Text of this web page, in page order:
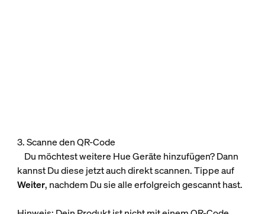
3. Scanne den QR-Code
Du möchtest weitere Hue Geräte hinzufügen? Dann
kannst Du diese jetzt auch direkt scannen. Tippe auf
Weiter, nachdem Du sie alle erfolgreich gescannt hast.